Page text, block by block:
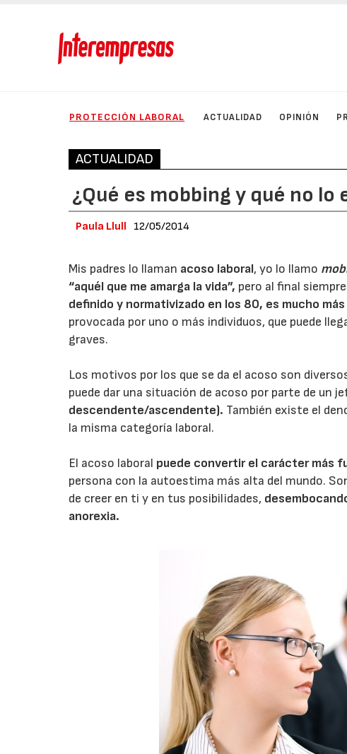
PROTECCIÓN LABORAL ACTUALIDAD OPINIÓN
ACTUALIDAD
¿Qué es mobbing y qué no lo
Paula Llull 12/05/2014
Mis padres lo llaman acoso laboral, yo lo llamo
“aquél que me amarga la vida”, pero al final
definido y normativizado en los 80, es mucho
provocada por uno o más individuos, que puede
graves.
Los motivos por los que se da el acoso son
puede dar una situación de acoso por parte de un
descendente/ascendente). También existe el
la misma categoría laboral.
El acoso laboral puede convertir el carácter más
persona con la autoestima más alta del mundo.
de creer en ti y en tus posibilidades,
anorexia.